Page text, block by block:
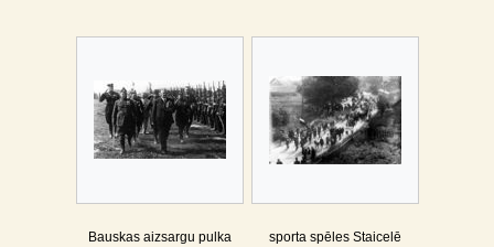
Bauskas aizsargu pulka
sporta spēles Staicelē